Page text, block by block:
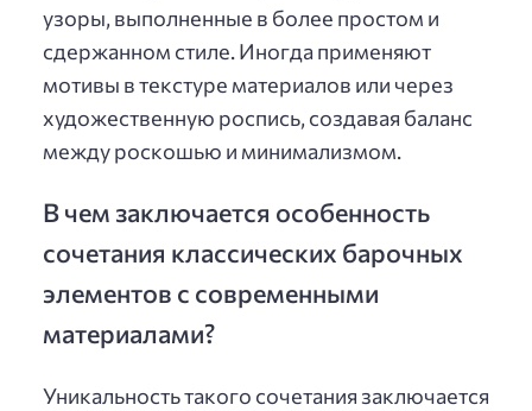
узоры, выполненные в более простом и
сдержанном стиле. Иногда применяют
мотивы в текстуре материалов или через
художественную роспись, создавая баланс
между роскошью и минимализмом.
В чем заключается особенность
сочетания классических барочных
элементов с современными
материалами?
Уникальность такого сочетания заключается